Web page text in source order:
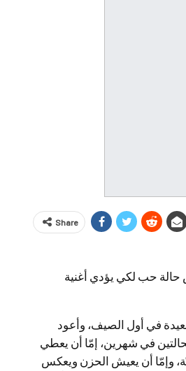
Share
حب لكي يؤدي أغنية
في أول الصيف، وأعود
في شهرين، إمّا أن يعطي
وإمّا أن يعيش الحزن ويعكس